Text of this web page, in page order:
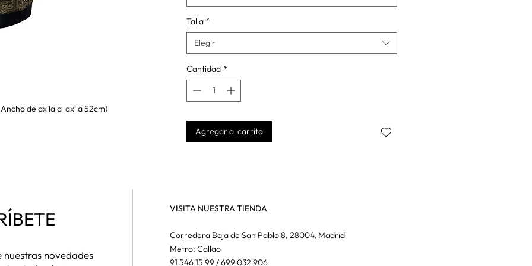
de axila a axila 52cm)
Talla *
Elegir
Cantidad *
Agregar al carrito
novedades
VISITA NUESTRA TIENDA
Corredera Baja de San Pablo 8, 28004, Madrid
Metro: Callao
91 546 15 99 / 699 032 906